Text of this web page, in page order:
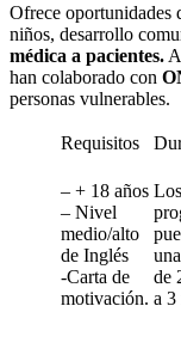
Ofrece oportunidades
niños, desarrollo
médica a pacientes.
han colaborado con
personas vulnerables.
Requisitos
– + 18 años
– Nivel
medio/alto
de Inglés
-Carta de
motivación.
Los
de
a 3